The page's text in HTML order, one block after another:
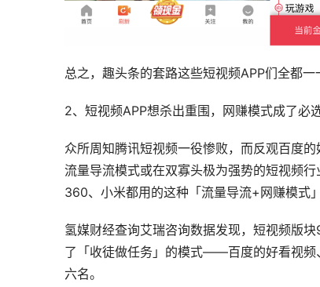
总之，趣头条的套路这些短视频APP们全都一
2、短视频APP想杀出重围，网赚模式成了必
众所周知腾讯短视频一役惨败，而反观百度
流量导流模式或在双寡头极为强势的短视频
360、小米都用的这种「流量导流+网赚模式
氢媒财经查询艾瑞咨询数据发现，短视频版
了「收徒做任务」的模式——百度的好看视频
六名。